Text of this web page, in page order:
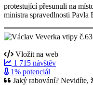
protestující přesunuli na
ministra spravedlnosti Pavla
Vložit na web
1 715 návštěv
1% potenciál
Jaký rabování? Nevidíte,